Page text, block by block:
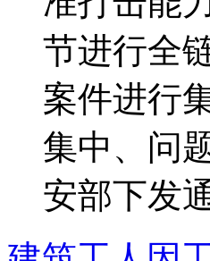
节进行全
案件进行
集中、问
安部下发